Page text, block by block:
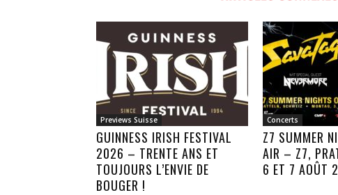
Previews Suisse
GUINNESS IRISH FESTIVAL
2026 – TRENTE ANS ET
TOUJOURS L’ENVIE DE
BOUGER !
Concerts
Z7 SUMMER
AIR – Z7,
6 ET 7 AOÛT